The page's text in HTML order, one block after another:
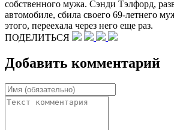
собственного мужа. Сэнди Тэлфорд,
автомобиле, сбила своего 69-летнего
этого, переехала через него еще раз.
ПОДЕЛИТЬСЯ
Добавить комментарий